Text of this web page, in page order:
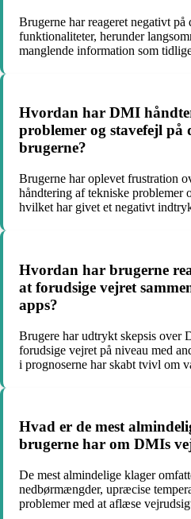
Brugerne har reageret negativt på
funktionaliteter, herunder
manglende information som
Hvordan har DMI
problemer og stavefejl på
brugerne?
Brugerne har oplevet frustration
håndtering af tekniske problemer
hvilket har givet et negativt
Hvordan har brugerne
at forudsige vejret
apps?
Brugere har udtrykt skepsis over
forudsige vejret på niveau med
i prognoserne har skabt tvivl om
Hvad er de mest
brugerne har om DMIs
De mest almindelige klager
nedbørmængder, upræcise
problemer med at aflæse